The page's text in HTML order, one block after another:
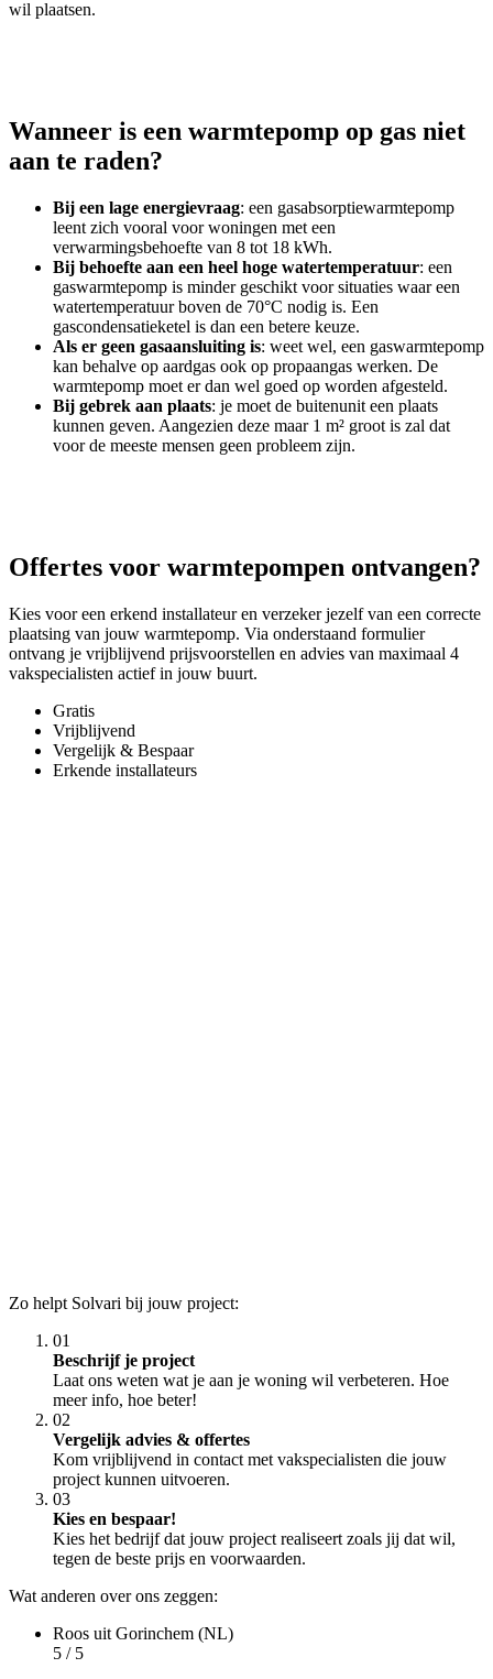
wil plaatsen.
Wanneer is een warmtepomp op gas niet
aan te raden?
Bij een lage energievraag: een gasabsorptiewarmtepomp
leent zich vooral voor woningen met een
verwarmingsbehoefte van 8 tot 18 kWh.
Bij behoefte aan een heel hoge watertemperatuur: een
gaswarmtepomp is minder geschikt voor situaties waar een
watertemperatuur boven de 70°C nodig is. Een
gascondensatieketel is dan een betere keuze.
Als er geen gasaansluiting is: weet wel, een gaswarmtepomp
kan behalve op aardgas ook op propaangas werken. De
warmtepomp moet er dan wel goed op worden afgesteld.
Bij gebrek aan plaats: je moet de buitenunit een plaats
kunnen geven. Aangezien deze maar 1 m² groot is zal dat
voor de meeste mensen geen probleem zijn.
Offertes voor warmtepompen ontvangen?
Kies voor een erkend installateur en verzeker jezelf van een correcte
plaatsing van jouw warmtepomp. Via onderstaand formulier
ontvang je vrijblijvend prijsvoorstellen en advies van maximaal 4
vakspecialisten actief in jouw buurt.
Gratis
Vrijblijvend
Vergelijk & Bespaar
Erkende installateurs
Zo helpt Solvari bij jouw project:
01
Beschrijf je project
Laat ons weten wat je aan je woning wil verbeteren. Hoe
meer info, hoe beter!
02
Vergelijk advies & offertes
Kom vrijblijvend in contact met vakspecialisten die jouw
project kunnen uitvoeren.
03
Kies en bespaar!
Kies het bedrijf dat jouw project realiseert zoals jij dat wil,
tegen de beste prijs en voorwaarden.
Wat anderen over ons zeggen:
Roos uit Gorinchem (NL)
5 / 5